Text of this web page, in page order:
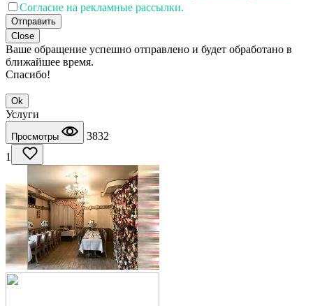
Согласие на рекламные рассылки.
Отправить
Close
Ваше обращение успешно отправлено и будет обработано в
ближайшее время.
Спасибо!
Ok
Услуги
Просмотры
3832
1